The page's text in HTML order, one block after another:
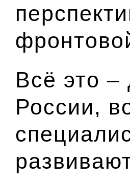
Всё это –
России,